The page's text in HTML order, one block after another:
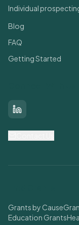
Individual
Blog
FAQ
Getting Started
LinkedIn
Grants by Cause
Education Grants